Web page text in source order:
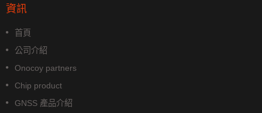
資訊
首頁
公司介紹
Onocoy partners
Chip product
GNSS 產品介紹